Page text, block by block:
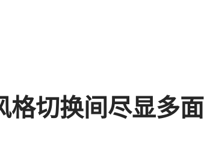
格切换间尽显多面